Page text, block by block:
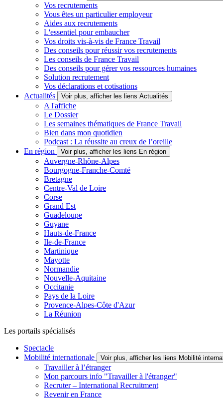
Vos recrutements
Vous êtes un particulier employeur
Aides aux recrutements
L'essentiel pour embaucher
Vos droits vis-à-vis de France Travail
Des conseils pour réussir vos recrutements
Les conseils de France Travail
Des conseils pour gérer vos ressources humaines
Solution recrutement
Vos déclarations et cotisations
Actualités
Voir plus, afficher les liens Actualités
A l'affiche
Le Dossier
Les semaines thématiques de France Travail
Bien dans mon quotidien
Podcast : La réussite au creux de l’oreille
En région
Voir plus, afficher les liens En région
Auvergne-Rhône-Alpes
Bourgogne-Franche-Comté
Bretagne
Centre-Val de Loire
Corse
Grand Est
Guadeloupe
Guyane
Hauts-de-France
Ile-de-France
Martinique
Mayotte
Normandie
Nouvelle-Aquitaine
Occitanie
Pays de la Loire
Provence-Alpes-Côte d'Azur
La Réunion
Les portails spécialisés
Spectacle
Mobilité internationale
Voir plus, afficher les liens Mobilité
Travailler à l’étranger
Mon parcours info "Travailler à l'étranger"
Recruter – International Recruitment
Revenir en France